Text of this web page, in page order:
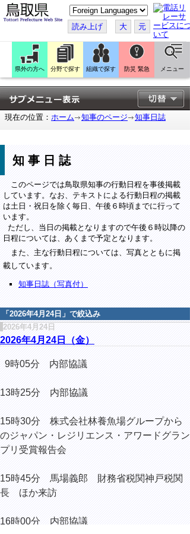
こ
の
ペ
ー
ジ
翻
訳
す
る
読み上げ 大 元
県外の方へ 分野で探す 組織で探す 防災 緊急 メニュー
現在の位置： ホーム 知事のページ 知事日誌
知事日誌
このページでは鳥取県知事の行動日程を事後掲載
しています。なお、テキストによる行動日程の掲載
は土日・祝日を除く毎日、午後６時頃までに行って
います。
ただし、当日の掲載となりますので午後６時以降の
日程については、あくまで予定となります。
また、主な行動日程については、写真とともに掲
載しています。
知事日誌（写真付）
「 2026年4月24日 」で絞込み
2026年4月24日
2026年4月24日（金）
9時05分 内部協議
13時25分 内部協議
15時30分 株式会社林養魚場グループから
のジャパン・レジリエンス・アワードグラン
プリ受賞報告会
15時45分 馬場義郎 財務省税関神戸税関
長 ほか来訪
16時00分 内部協議